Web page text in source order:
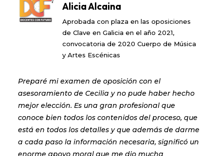
Alicia Alcaina
Aprobada con plaza en las oposiciones
de Clave en Galicia en el año 2021,
convocatoria de 2020 Cuerpo de Música
y Artes Escénicas
Preparé mi examen de oposición con el
asesoramiento de Cecilia y no pude haber hecho
mejor elección. Es una gran profesional que
conoce bien todos los contenidos del proceso, que
está en todos los detalles y que además de darme
a cada paso la información necesaria, significó un